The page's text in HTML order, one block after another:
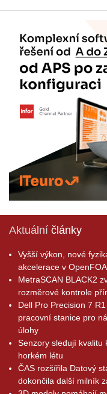
Aktuální články
Vyšší výkon, nové
akcelerace v
MetraSCAN BLACK2
rozměrové kontrole
Dell Pro Precision 7
pracovní stanice pro
úlohy
Senzory sledují kvalitu
horkém létu
ČAS rozšířila Datový
dokončila další milník